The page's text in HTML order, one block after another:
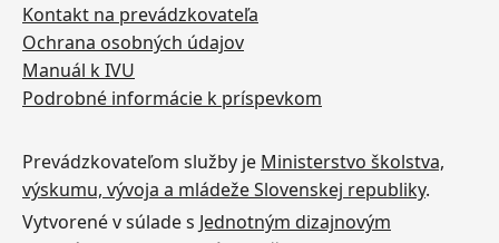
Kontakt na prevádzkovateľa
Ochrana osobných údajov
Manuál k IVU
Podrobné informácie k príspevkom
Prevádzkovateľom služby je Ministerstvo školstva,
výskumu, vývoja a mládeže Slovenskej republiky.
Vytvorené v súlade s Jednotným dizajnovým